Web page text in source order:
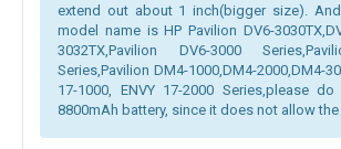
extend out about 1 inch(bigger size).
model name is HP Pavilion DV6-
3032TX,Pavilion DV6-3000
Series,Pavilion DM4-1000,DM4-2000,DM4-
17-1000, ENVY 17-2000 Series,please
8800mAh battery, since it does not allow